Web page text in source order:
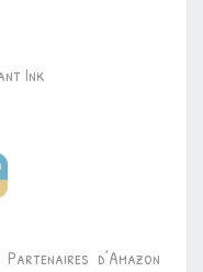
Ink
d’Amazon